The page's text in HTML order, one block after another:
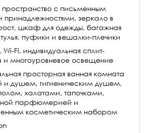
пространство с письменным
принадлежностями, зеркало в
шкаф для одежды, багажная
пуфики и вешалки-плечики
Wi-Fi, индивидуальная сплит-
и многоуровневое освещение
просторная ванная комната
и душем, гигиеническим душем,
халатами, тапочками,
парфюмерией и
косметическим набором